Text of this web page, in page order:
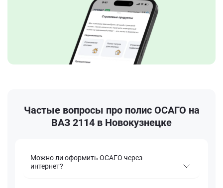
Частые вопросы про полис ОСАГО на
ВАЗ 2114 в Новокузнецке
Можно ли оформить ОСАГО через
интернет?